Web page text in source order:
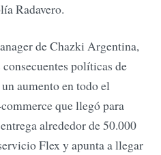
Radavero.
de Chazki Argentina,
políticas de
aumento en todo el
que llegó para
alrededor de 50.000
Flex y apunta a llegar